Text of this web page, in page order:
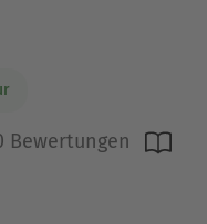
Bewertungen